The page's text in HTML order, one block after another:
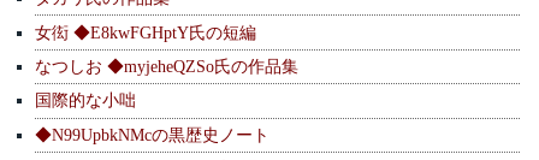
女衒 ◆E8kwFGHptY氏の短編
なつしお ◆myjeheQZSo氏の作品集
国際的な小咄
◆N99UpbkNMcの黒歴史ノート